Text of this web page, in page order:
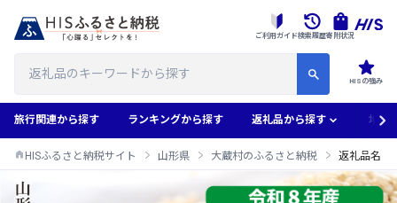
HISの強み
ご利用ガイド検索履歴寄附状況
旅行関連から探す ランキングから探す 返礼品から探す 地域
HISふるさと納税サイト 山形県 大蔵村のふるさと納税 返礼品名